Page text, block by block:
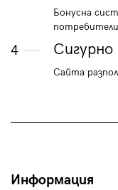
Бонусна
потребители
4
Сайта
Информация